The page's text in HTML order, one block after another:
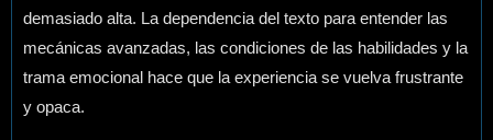
demasiado alta. La dependencia del texto para entender las
mecánicas avanzadas, las condiciones de las habilidades y la
trama emocional hace que la experiencia se vuelva frustrante
y opaca.